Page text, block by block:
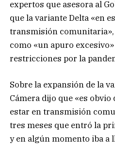
expertos que asesora al
que la variante Delta «en
transmisión
como «un apuro
restricciones por la
Sobre la expansión de la
Cámera dijo que «es obvio
estar en transmisión
tres meses que entró la
y en algún momento iba a